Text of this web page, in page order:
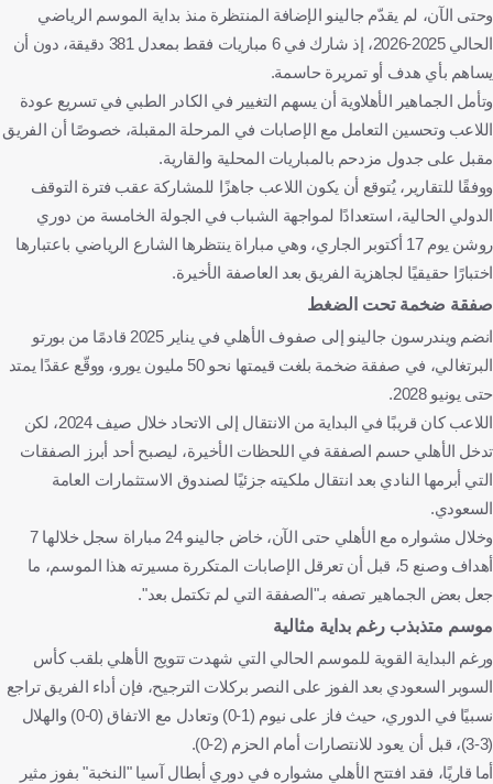
وحتى الآن، لم يقدّم جالينو الإضافة المنتظرة منذ بداية الموسم الرياضي
الحالي 2025-2026، إذ شارك في 6 مباريات فقط بمعدل 381 دقيقة، دون أن
يساهم بأي هدف أو تمريرة حاسمة.
وتأمل الجماهير الأهلاوية أن يسهم التغيير في الكادر الطبي في تسريع عودة
اللاعب وتحسين التعامل مع الإصابات في المرحلة المقبلة، خصوصًا أن الفريق
مقبل على جدول مزدحم بالمباريات المحلية والقارية.
ووفقًا للتقارير، يُتوقع أن يكون اللاعب جاهزًا للمشاركة عقب فترة التوقف
الدولي الحالية، استعدادًا لمواجهة الشباب في الجولة الخامسة من دوري
روشن يوم 17 أكتوبر الجاري، وهي مباراة ينتظرها الشارع الرياضي باعتبارها
اختبارًا حقيقيًا لجاهزية الفريق بعد العاصفة الأخيرة.
صفقة ضخمة تحت الضغط
انضم ويندرسون جالينو إلى صفوف الأهلي في يناير 2025 قادمًا من بورتو
البرتغالي، في صفقة ضخمة بلغت قيمتها نحو 50 مليون يورو، ووقّع عقدًا يمتد
حتى يونيو 2028.
اللاعب كان قريبًا في البداية من الانتقال إلى الاتحاد خلال صيف 2024، لكن
تدخل الأهلي حسم الصفقة في اللحظات الأخيرة، ليصبح أحد أبرز الصفقات
التي أبرمها النادي بعد انتقال ملكيته جزئيًا لصندوق الاستثمارات العامة
السعودي.
وخلال مشواره مع الأهلي حتى الآن، خاض جالينو 24 مباراة سجل خلالها 7
أهداف وصنع 5، قبل أن تعرقل الإصابات المتكررة مسيرته هذا الموسم، ما
جعل بعض الجماهير تصفه بـ"الصفقة التي لم تكتمل بعد".
موسم متذبذب رغم بداية مثالية
ورغم البداية القوية للموسم الحالي التي شهدت تتويج الأهلي بلقب كأس
السوبر السعودي بعد الفوز على النصر بركلات الترجيح، فإن أداء الفريق تراجع
نسبيًا في الدوري، حيث فاز على نيوم (1-0) وتعادل مع الاتفاق (0-0) والهلال
(3-3)، قبل أن يعود للانتصارات أمام الحزم (2-0).
أما قاريًا، فقد افتتح الأهلي مشواره في دوري أبطال آسيا "النخبة" بفوز مثير